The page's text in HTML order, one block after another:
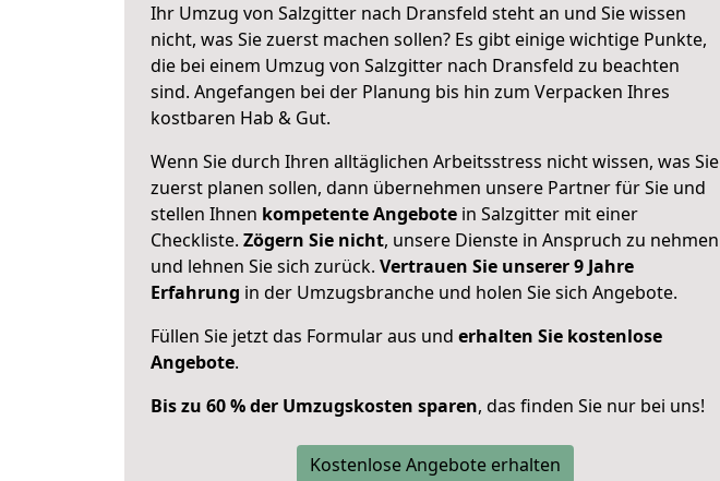
Ihr Umzug von Salzgitter nach Dransfeld steht an und Sie wissen
nicht, was Sie zuerst machen sollen? Es gibt einige wichtige Punkte,
die bei einem Umzug von Salzgitter nach Dransfeld zu beachten
sind. Angefangen bei der Planung bis hin zum Verpacken Ihres
kostbaren Hab & Gut.
Wenn Sie durch Ihren alltäglichen Arbeitsstress nicht wissen, was Sie
zuerst planen sollen, dann übernehmen unsere Partner für Sie und
stellen Ihnen kompetente Angebote in Salzgitter mit einer
Checkliste. Zögern Sie nicht, unsere Dienste in Anspruch zu nehmen
und lehnen Sie sich zurück. Vertrauen Sie unserer 9 Jahre
Erfahrung in der Umzugsbranche und holen Sie sich Angebote.
Füllen Sie jetzt das Formular aus und erhalten Sie kostenlose
Angebote.
Bis zu 60 % der Umzugskosten sparen, das finden Sie nur bei uns!
Kostenlose Angebote erhalten